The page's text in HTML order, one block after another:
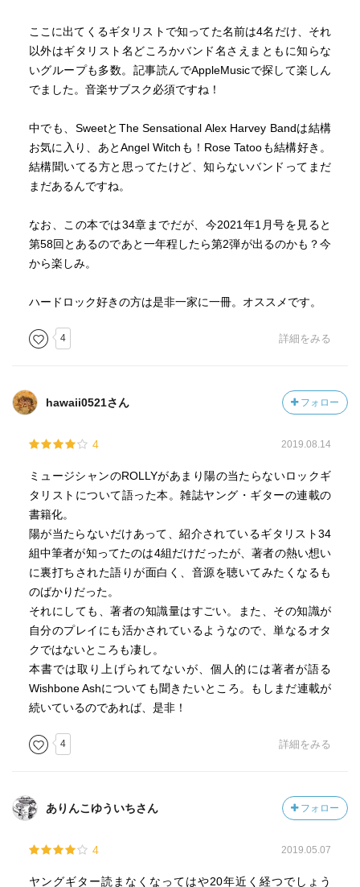
第8章 リタ・フォード
第9章 ザル・クレミンソン
第10章 フェルナンド・フォン・アルブ
第11章 マニー・チャールトン
第13章 バーニー・トーメ
番外編1・2
第14章 リック・ニールセン
第15章 ポール“ブルート”クイン&グラハム“オリヴァー”
第17章 ケヴィン・ヘイボーン
第18章 クリストフ・オベール
第19章 バリー・グドロー
第21章 ミック・ボックス
第23章 マルコム・ヤング
第24章 アルヴィン・リー
第26章 ジーノ・ロート
第27章 アリエル・ベンダー
第28章 ザ・グレート・キャット
第29章 マキシーン・ペトルッチ
第30章 ジム・マッカティー
第31章 ジャック・プライス&マーク・ブラダック
第32章 マーク・ギャラガー
第33章 クリス・スペディング
第34章 ポール・チャップマン
男どアホウ ギター談義
ROLLY×HURRICANE
あとがきに替えて 異人伝は“愛”である
https://www.shinko-music.co.jp/item/pid0647483/
ここに出てくるギタリストで知ってた名前は4名だけ、それ
以外はギタリスト名どころかバンド名さえまともに知らな
いグループも多数。記事読んでAppleMusicで探して楽しん
でました。音楽サブスク必須ですね！
中でも、SweetとThe Sensational Alex Harvey Bandは結構
お気に入り、あとAngel Witchも！Rose Tatooも結構好き。
結構聞いてる方と思ってたけど、知らないバンドってまだ
まだあるんですね。
なお、この本では34章までだが、今2021年1月号を見ると
第58回とあるのであと一年程したら第2弾が出るのかも？今
から楽しみ。
ハードロック好きの方は是非一家に一冊。オススメです。
4 詳細をみる
hawaii0521さん フォロー
4 2019.08.14
ミュージシャンのROLLYがあまり陽の当たらないロックギ
タリストについて語った本。雑誌ヤング・ギターの連載の
書籍化。
陽が当たらないだけあって、紹介されているギタリスト34
組中筆者が知ってたのは4組だけだったが、著者の熱い想い
に裏打ちされた語りが面白く、音源を聴いてみたくなるも
のばかりだった。
それにしても、著者の知識量はすごい。また、その知識が
自分のプレイにも活かされているようなので、単なるオタ
クではないところも凄し。
本書では取り上げられてないが、個人的には著者が語る
Wishbone Ashについても聞きたいところ。もしまだ連載が
続いているのであれば、是非！
4 詳細をみる
ありんこゆういちさん フォロー
4 2019.05.07
ヤングギター読まなくなってはや20年近く経つでしょう